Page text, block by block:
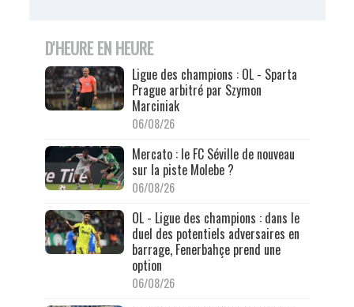
D'HEURE EN HEURE
Ligue des champions : OL - Sparta
Prague arbitré par Szymon
Marciniak
06/08/26
Mercato : le FC Séville de nouveau
sur la piste Molebe ?
06/08/26
OL - Ligue des champions : dans le
duel des potentiels adversaires en
barrage, Fenerbahçe prend une
option
06/08/26